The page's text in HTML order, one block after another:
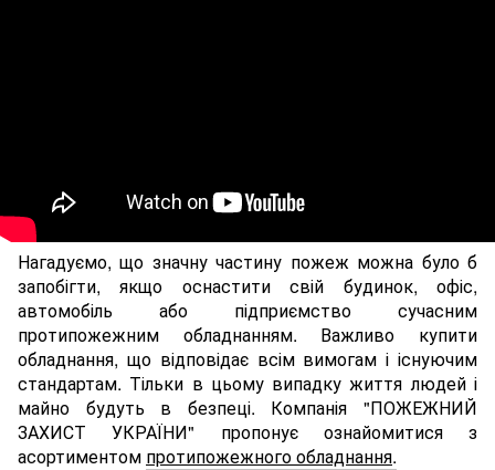
Нагадуємо, що значну частину пожеж можна було б
запобігти, якщо оснастити свій будинок, офіс,
автомобіль або підприємство сучасним
протипожежним обладнанням. Важливо купити
обладнання, що відповідає всім вимогам і існуючим
стандартам. Тільки в цьому випадку життя людей і
майно будуть в безпеці. Компанія "ПОЖЕЖНИЙ
ЗАХИСТ УКРАЇНИ" пропонує ознайомитися з
асортиментом протипожежного обладнання.